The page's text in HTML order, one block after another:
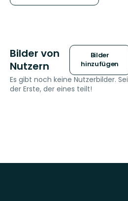
Bilder von
Nutzern
Bilder
hinzufügen
Es gibt noch keine Nutzerbilder. Sei
der Erste, der eines teilt!